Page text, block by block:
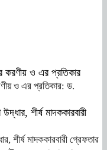
ও এর প্রতিকার: ড.
শীর্ষ মাদককারবারী গ্রেফতার